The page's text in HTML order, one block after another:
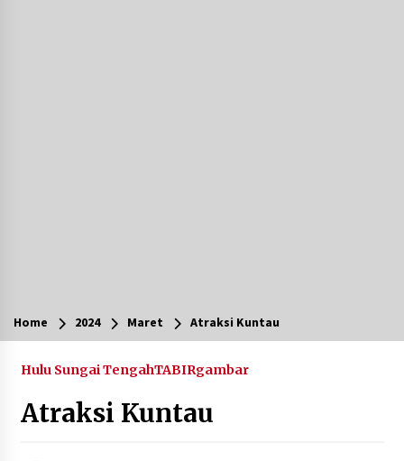
Balangan Boyong Trofi Juara Pertama Lomba
B2SA Kalsel
Program Pelatihan Operator Alat Berat GTO
Agustus 6, 2026
Home 2024 Maret Atraksi Kuntau
Hulu Sungai TengahTABIRgambar
Atraksi Kuntau